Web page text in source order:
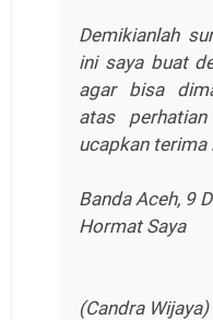
Demikianlah
ini saya buat
agar bisa
atas
ucapkan terima
Banda Aceh, 9
Hormat Saya
(Candra Wijaya)